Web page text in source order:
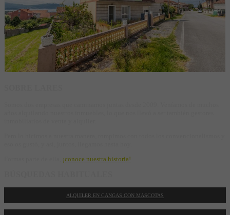
340.000 €
¡conoce nuestra historia!
ALQUILER EN CANGAS CON MASCOTAS